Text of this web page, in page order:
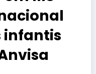
infantis